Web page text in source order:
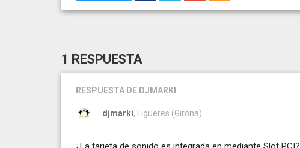
1 RESPUESTA
RESPUESTA DE DJMARKI
djmarki, Figueres (Girona)